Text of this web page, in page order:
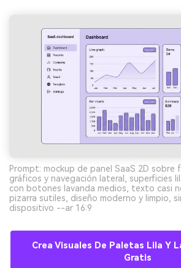
Prompt: mockup de panel SaaS 2D sobre
gráficos y navegación lateral, superficies
con botones lavanda medios, texto casi
pizarra sutiles, diseño moderno y limpio,
dispositivo --ar 16:9
Crea Visuales De Paletas Lila Y
Gratis